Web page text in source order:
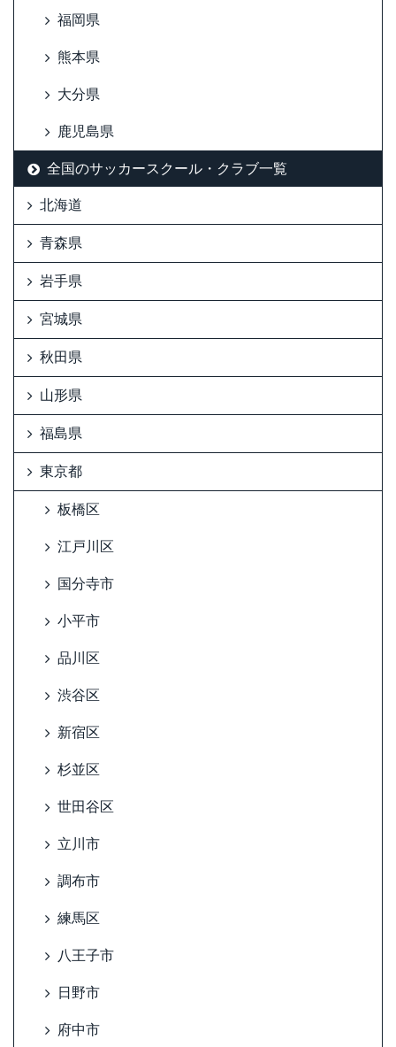
福岡県
熊本県
大分県
鹿児島県
全国のサッカースクール・クラブ一覧
北海道
青森県
岩手県
宮城県
秋田県
山形県
福島県
東京都
板橋区
江戸川区
国分寺市
小平市
品川区
渋谷区
新宿区
杉並区
世田谷区
立川市
調布市
練馬区
八王子市
日野市
府中市